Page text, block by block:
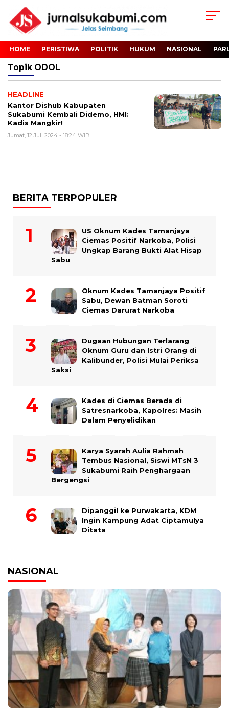
HOME PERISTIWA POLITIK HUKUM NASIONAL
Topik ODOL
HEADLINE
Kantor Dishub Kabupaten
Sukabumi Kembali Didemo, HMI:
Kadis Mangkir!
Jumat, 12 Juli 2024 - 18:24 WIB
BERITA TERPOPULER
US Oknum Kades Tamanjaya
Ciemas Positif Narkoba, Polisi
Ungkap Barang Bukti Alat Hisap
Sabu
Oknum Kades Tamanjaya Positif
Sabu, Dewan Batman Soroti
Ciemas Darurat Narkoba
Dugaan Hubungan Terlarang
Oknum Guru dan Istri Orang di
Kalibunder, Polisi Mulai Periksa
Saksi
Kades di Ciemas Berada di
Satresnarkoba, Kapolres: Masih
Dalam Penyelidikan
Karya Syarah Aulia Rahmah
Tembus Nasional, Siswi MTsN 3
Sukabumi Raih Penghargaan
Bergengsi
Dipanggil ke Purwakarta, KDM
Ingin Kampung Adat Ciptamulya
Ditata
NASIONAL